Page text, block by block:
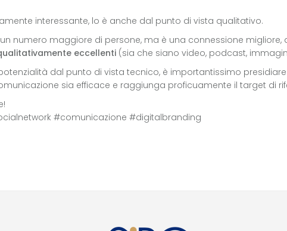
interessante, lo è anche dal punto di vista qualitativo.
numero maggiore di persone, ma è una connessione
eccellenti (sia che siano video, podcast,
dal punto di vista tecnico, è importantissimo
sia efficace e raggiunga proficuamente il target di
#comunicazione #digitalbranding